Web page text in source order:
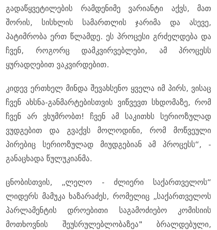
გადაწყვეტილების რამდენიმე ვარიანტი აქვს, მათ
შორის, სისხლის სამართლის ჯარიმა და ასევე,
პატიმრობა ერთ წლამდე. ეს პროცესი გრძელდება და
ჩვენ, როგორც დამკვირვებლები, ამ პროცესს
ყურადღებით ვაკვირდებით.
კიდევ ერთხელ მინდა შევახსენო ყველა იმ პირს, ვისაც
ჩვენ ახსნა-განმარტებისთვის ვიწვევთ სხდომაზე, რომ
ჩვენ არ ვხუმრობთ! ჩვენ ამ საკითხს სერიოზულად
ვუდგებით და გვაქვს მოლოდინი, რომ მოწვეული
პირებიც სერიოზულად მიუდგებიან ამ პროცესს“, -
განაცხადა წულუკიანმა.
ცნობისთვის, „ლელო - ძლიერი საქართველოს“
ლიდერს მამუკა ხაზარაძეს, რომელიც „საქართველოს
პარლამენტის დროებითი საგამოძიებო კომისიის
მოთხოვნის შეუსრულებლობაზეა" ბრალდებული,